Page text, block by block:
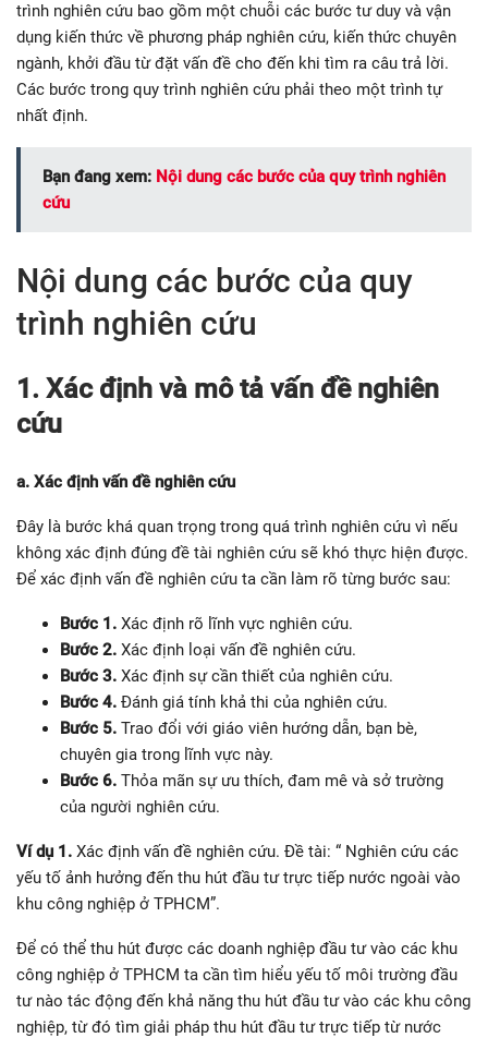
trình nghiên cứu bao gồm một chuỗi các bước tư duy và vận
dụng kiến thức về phương pháp nghiên cứu, kiến thức chuyên
ngành, khởi đầu từ đặt vấn đề cho đến khi tìm ra câu trả lời.
Các bước trong quy trình nghiên cứu phải theo một trình tự
nhất định.
Bạn đang xem: Nội dung các bước của quy trình nghiên
cứu
Nội dung các bước của quy
trình nghiên cứu
1. Xác định và mô tả vấn đề nghiên
cứu
a. Xác định vấn đề nghiên cứu
Đây là bước khá quan trọng trong quá trình nghiên cứu vì nếu
không xác định đúng đề tài nghiên cứu sẽ khó thực hiện được.
Để xác định vấn đề nghiên cứu ta cần làm rõ từng bước sau:
Bước 1. Xác định rõ lĩnh vực nghiên cứu.
Bước 2. Xác định loại vấn đề nghiên cứu.
Bước 3. Xác định sự cần thiết của nghiên cứu.
Bước 4. Đánh giá tính khả thi của nghiên cứu.
Bước 5. Trao đổi với giáo viên hướng dẫn, bạn bè,
chuyên gia trong lĩnh vực này.
Bước 6. Thỏa mãn sự ưu thích, đam mê và sở trường
của người nghiên cứu.
Ví dụ 1. Xác định vấn đề nghiên cứu. Đề tài: “ Nghiên cứu các
yếu tố ảnh hưởng đến thu hút đầu tư trực tiếp nước ngoài vào
khu công nghiệp ở TPHCM”.
Để có thể thu hút được các doanh nghiệp đầu tư vào các khu
công nghiệp ở TPHCM ta cần tìm hiểu yếu tố môi trường đầu
tư nào tác động đến khả năng thu hút đầu tư vào các khu công
nghiệp, từ đó tìm giải pháp thu hút đầu tư trực tiếp từ nước